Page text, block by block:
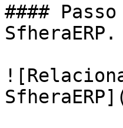
####
SfheraERP.